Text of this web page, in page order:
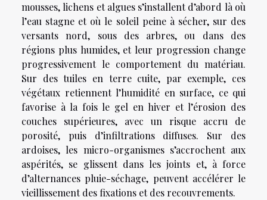
mousses, lichens et algues s’installent d’abord là où
l’eau stagne et où le soleil peine à sécher, sur des
versants nord, sous des arbres, ou dans des
régions plus humides, et leur progression change
progressivement le comportement du matériau.
Sur des tuiles en terre cuite, par exemple, ces
végétaux retiennent l’humidité en surface, ce qui
favorise à la fois le gel en hiver et l’érosion des
couches supérieures, avec un risque accru de
porosité, puis d’infiltrations diffuses. Sur des
ardoises, les micro-organismes s’accrochent aux
aspérités, se glissent dans les joints et, à force
d’alternances pluie-séchage, peuvent accélérer le
vieillissement des fixations et des recouvrements.